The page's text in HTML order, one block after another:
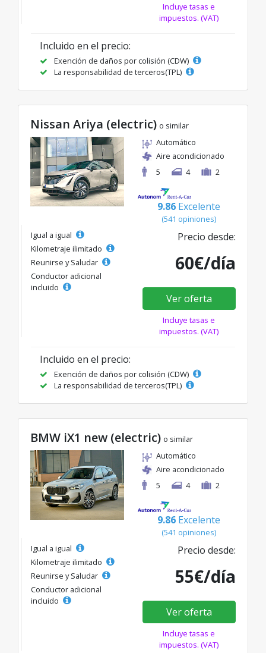
Incluye tasas e
impuestos. (VAT)
Incluido en el precio:
Exención de daños por colisión (CDW)
La responsabilidad de terceros(TPL)
Nissan Ariya (electric) o similar
Automático
Aire acondicionado
5
4 2
9.86 Excelente
(541 opiniones)
Igual a igual
Kilometraje ilimitado
Reunirse y Saludar
Conductor adicional
incluido
Precio desde:
60€/día
Ver oferta
Incluye tasas e
impuestos. (VAT)
Incluido en el precio:
Exención de daños por colisión (CDW)
La responsabilidad de terceros(TPL)
BMW iX1 new (electric) o similar
Automático
Aire acondicionado
5
4 2
9.86 Excelente
(541 opiniones)
Igual a igual
Kilometraje ilimitado
Reunirse y Saludar
Conductor adicional
incluido
Precio desde:
55€/día
Ver oferta
Incluye tasas e
impuestos. (VAT)